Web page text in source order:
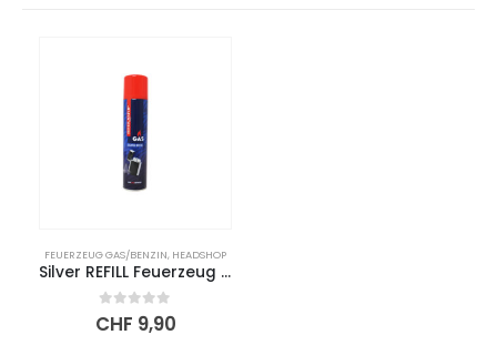
FEUERZEUG GAS/BENZIN, HEADSHOP
Silver REFILL Feuerzeug Gas 300ml
0 out of 5
CHF 9,90